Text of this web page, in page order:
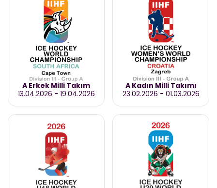
A Erkek Milli Takım
13.04.2026 - 19.04.2026
A Kadın Milli Takımı
23.02.2026 - 01.03.2026